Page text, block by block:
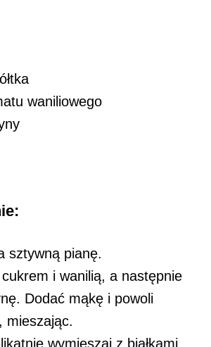
waniliowego
sztywną pianę.
cukrem i wanilią, a następnie
Dodać mąkę i powoli
mieszając.
wymieszaj z białkami